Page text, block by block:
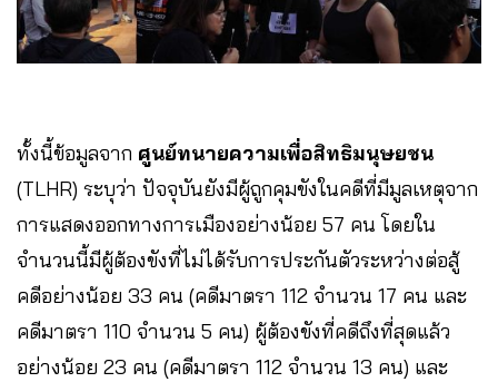
ทั้งนี้ข้อมูลจาก ศูนย์ทนายความเพื่อสิทธิมนุษยชน
(TLHR) ระบุว่า ปัจจุบันยังมีผู้ถูกคุมขังในคดีที่มีมูลเหตุจาก
การแสดงออกทางการเมืองอย่างน้อย 57 คน โดยใน
จำนวนนี้มีผู้ต้องขังที่ไม่ได้รับการประกันตัวระหว่างต่อสู้
คดีอย่างน้อย 33 คน (คดีมาตรา 112 จำนวน 17 คน และ
คดีมาตรา 110 จำนวน 5 คน) ผู้ต้องขังที่คดีถึงที่สุดแล้ว
อย่างน้อย 23 คน (คดีมาตรา 112 จำนวน 13 คน) และ